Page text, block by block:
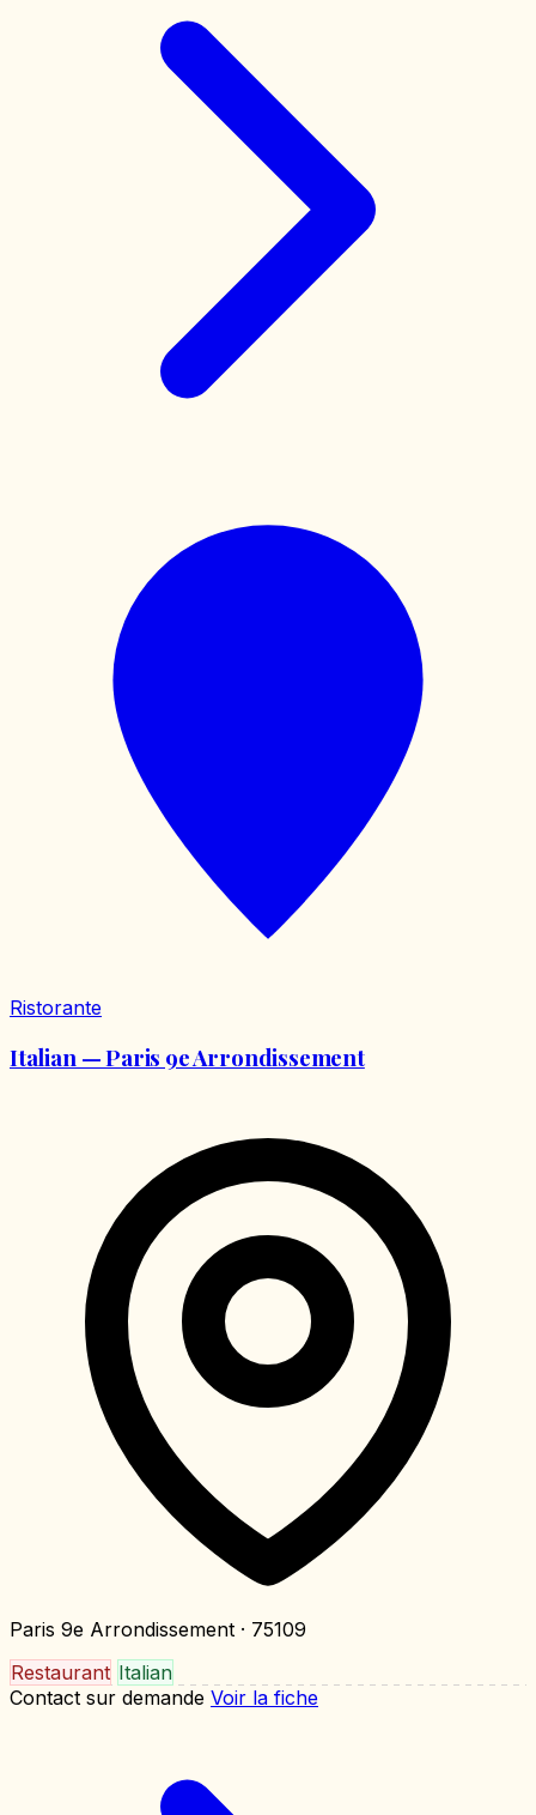
Ristorante
Italian — Paris 9e Arrondissement
Paris 9e Arrondissement · 75109
Restaurant Italian
Contact sur demande Voir la fiche